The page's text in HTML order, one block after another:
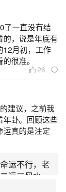
，下面就
俗主要包括
，具体内
“掐嘴节”，
求家人平安
一。其制作
花生米搅打
了一直没有结
，说是年底有
12月初，工作
很准。
26
建议，之前我
年卦。回顾这些
运真的是注定
运不行，老
运三风水，